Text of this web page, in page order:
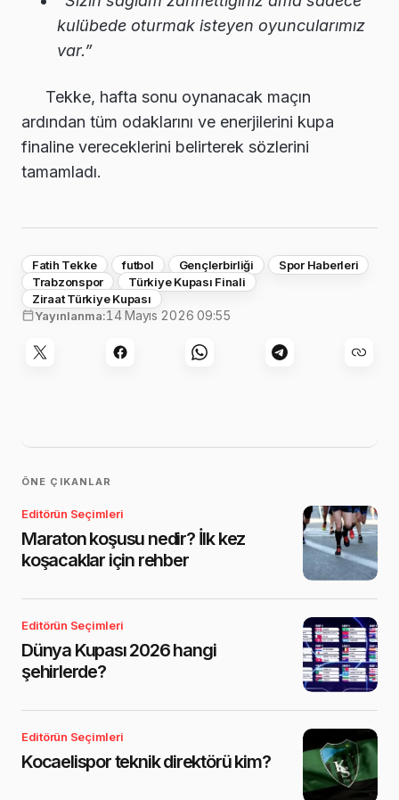
kulübede oturmak isteyen oyuncularımız
var.”
Tekke, hafta sonu oynanacak maçın
ardından tüm odaklarını ve enerjilerini kupa
finaline vereceklerini belirterek sözlerini
tamamladı.
Fatih Tekke futbol Gençlerbirliği
Spor Haberleri
Trabzonspor
Türkiye Kupası Finali
Ziraat Türkiye Kupası
Yayınlanma:14 Mayıs 2026 09:55
ÖNE ÇIKANLAR
Editörün Seçimleri
Maraton koşusu nedir? İlk kez
koşacaklar için rehber
Editörün Seçimleri
Dünya Kupası 2026 hangi
şehirlerde?
Editörün Seçimleri
Kocaelispor teknik direktörü kim?